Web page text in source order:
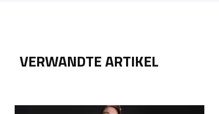
VERWANDTE ARTIKEL